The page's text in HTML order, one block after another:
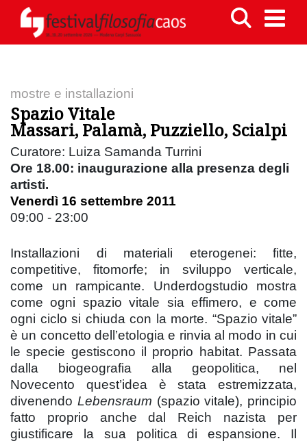
mostre e installazioni
Spazio Vitale
Massari, Palamà, Puzziello, Scialpi
Curatore: Luiza Samanda Turrini
Ore 18.00: inaugurazione alla presenza degli
artisti.
Venerdì 16 settembre 2011
09:00 - 23:00
Installazioni di materiali eterogenei: fitte,
competitive, fitomorfe; in sviluppo verticale,
come un rampicante. Underdogstudio mostra
come ogni spazio vitale sia effimero, e come
ogni ciclo si chiuda con la morte. “Spazio vitale”
è un concetto dell’etologia e rinvia al modo in cui
le specie gestiscono il proprio habitat. Passata
dalla biogeografia alla geopolitica, nel
Novecento quest’idea è stata estremizzata,
divenendo Lebensraum (spazio vitale), principio
fatto proprio anche dal Reich nazista per
giustificare la sua politica di espansione. Il